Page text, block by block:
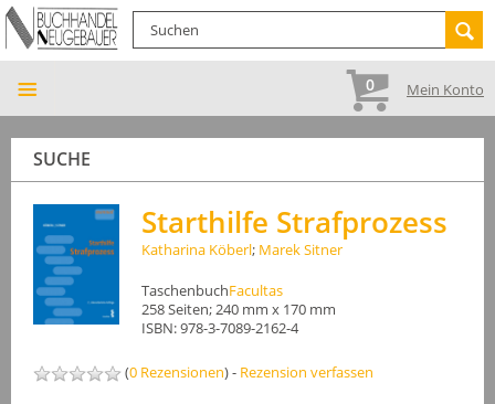
0 Mein Konto
SUCHE
Starthilfe Strafprozess
Katharina Köberl; Marek Sitner
TaschenbuchFacultas
258 Seiten; 240 mm x 170 mm
ISBN: 978-3-7089-2162-4
(0 Rezensionen) - Rezension verfassen